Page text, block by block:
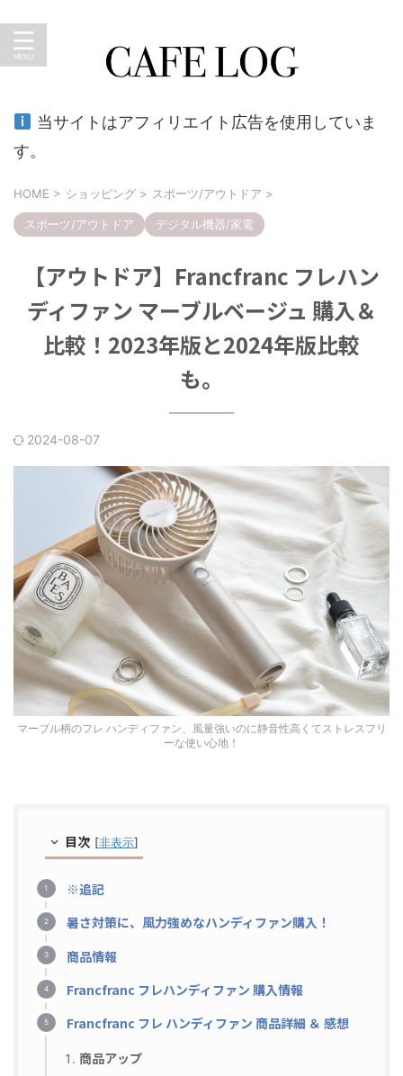
当サイトはアフィリエイト広告を使用していま
す。
HOME > ショッピング > スポーツ/アウトドア >
スポーツ/アウトドア デジタル機器/家電
【アウトドア】Francfranc フレハン
ディファン マーブルベージュ 購入＆
比較！2023年版と2024年版比較
も。
2024-08-07
マーブル柄のフレ ハンディファン、風量強いのに静音性高くてストレスフリ
ーな使い心地！
目次 [非表示]
※追記
暑さ対策に、風力強めなハンディファン購入！
商品情報
Francfranc フレハンディファン 購入情報
Francfranc フレ ハンディファン 商品詳細 ＆ 感想
商品アップ